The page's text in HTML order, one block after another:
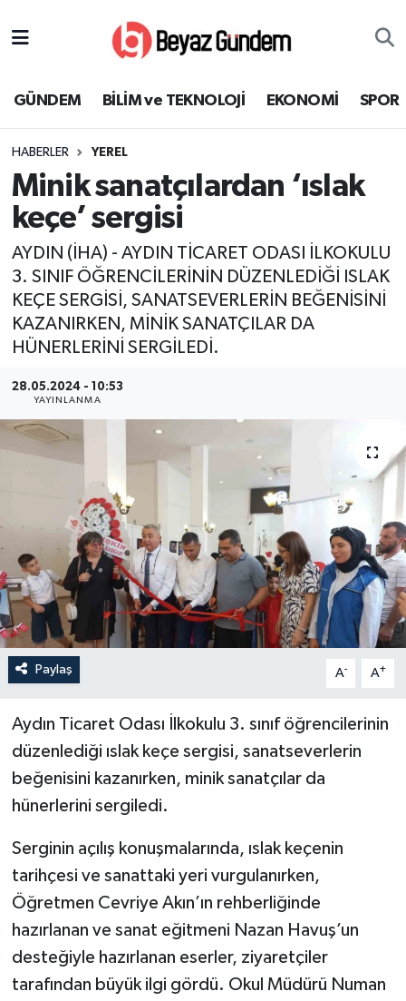
GÜNDEM BİLİM ve TEKNOLOJİ EKONOMİ SPOR
HABERLER YEREL
Minik sanatçılardan ‘ıslak
keçe’ sergisi
AYDIN (İHA) - AYDIN TİCARET ODASI İLKOKULU
3. SINIF ÖĞRENCİLERİNİN DÜZENLEDİĞİ ISLAK
KEÇE SERGİSİ, SANATSEVERLERİN BEĞENİSİNİ
KAZANIRKEN, MİNİK SANATÇILAR DA
HÜNERLERİNİ SERGİLEDİ.
28.05.2024 - 10:53
YAYINLANMA
Paylaş A- A+
Aydın Ticaret Odası İlkokulu 3. sınıf öğrencilerinin
düzenlediği ıslak keçe sergisi, sanatseverlerin
beğenisini kazanırken, minik sanatçılar da
hünerlerini sergiledi.
Serginin açılış konuşmalarında, ıslak keçenin
tarihçesi ve sanattaki yeri vurgulanırken,
Öğretmen Cevriye Akın’ın rehberliğinde
hazırlanan ve sanat eğitmeni Nazan Havuş’un
desteğiyle hazırlanan eserler, ziyaretçiler
tarafından büyük ilgi gördü. Okul Müdürü Numan
EKONOMİ
SPOR
SAĞLIK
EĞİTİM
KÜLTÜR SANAT
MAGAZİN
YEREL
Süper Lig Puan Durumu ve Fikstür
Tüm Manşetler
Son Dakika Haberleri
Haber Arşivi